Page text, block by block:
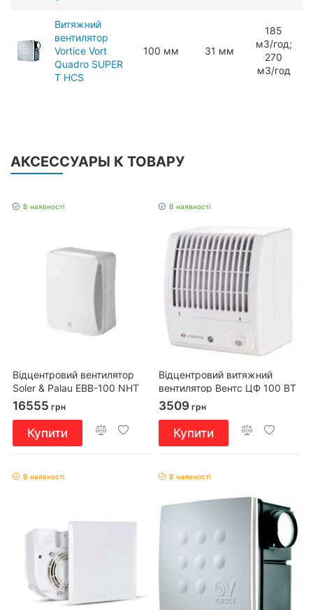
Витяжний
вентилятор
Vortice Vort
Quadro SUPER
T HCS
100 мм 31 мм
185
мЗ/год;
270
мЗ/год
АКСЕССУАРЫ К ТОВАРУ
В наявності
Відцентровий вентилятор
Soler & Palau EBB-100 NHT
16555 грн
Купити
В наявності
Відцентровий витяжний
вентилятор Вентс ЦФ 100 ВТ
3509 грн
Купити
В наявності В наявності